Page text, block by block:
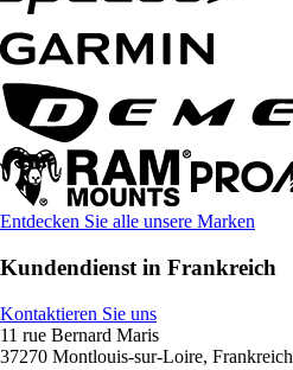
Entdecken Sie alle unsere Marken
Kundendienst in Frankreich
Kontaktieren Sie uns
11 rue Bernard Maris
37270 Montlouis-sur-Loire, Frankreich